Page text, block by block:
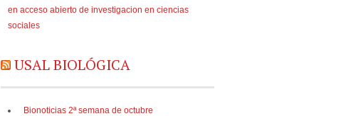
en acceso abierto de investigacion en ciencias
sociales
USAL BIOLÓGICA
Bionoticias 2ª semana de octubre